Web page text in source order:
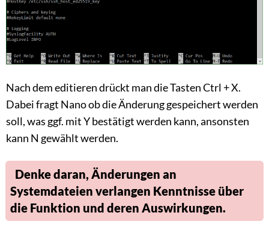
Nach dem editieren drückt man die Tasten Ctrl + X.
Dabei fragt Nano ob die Änderung gespeichert werden
soll, was ggf. mit Y bestätigt werden kann, ansonsten
kann N gewählt werden.
Denke daran, Änderungen an
Systemdateien verlangen Kenntnisse über
die Funktion und deren Auswirkungen.